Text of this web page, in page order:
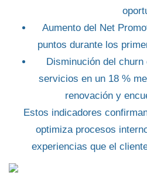
Aumento del Net
puntos durante los
Disminución del churn
servicios en un 18 %
renovación y
Estos indicadores
optimiza procesos
experiencias que el